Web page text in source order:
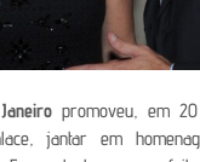
promoveu, em
jantar em